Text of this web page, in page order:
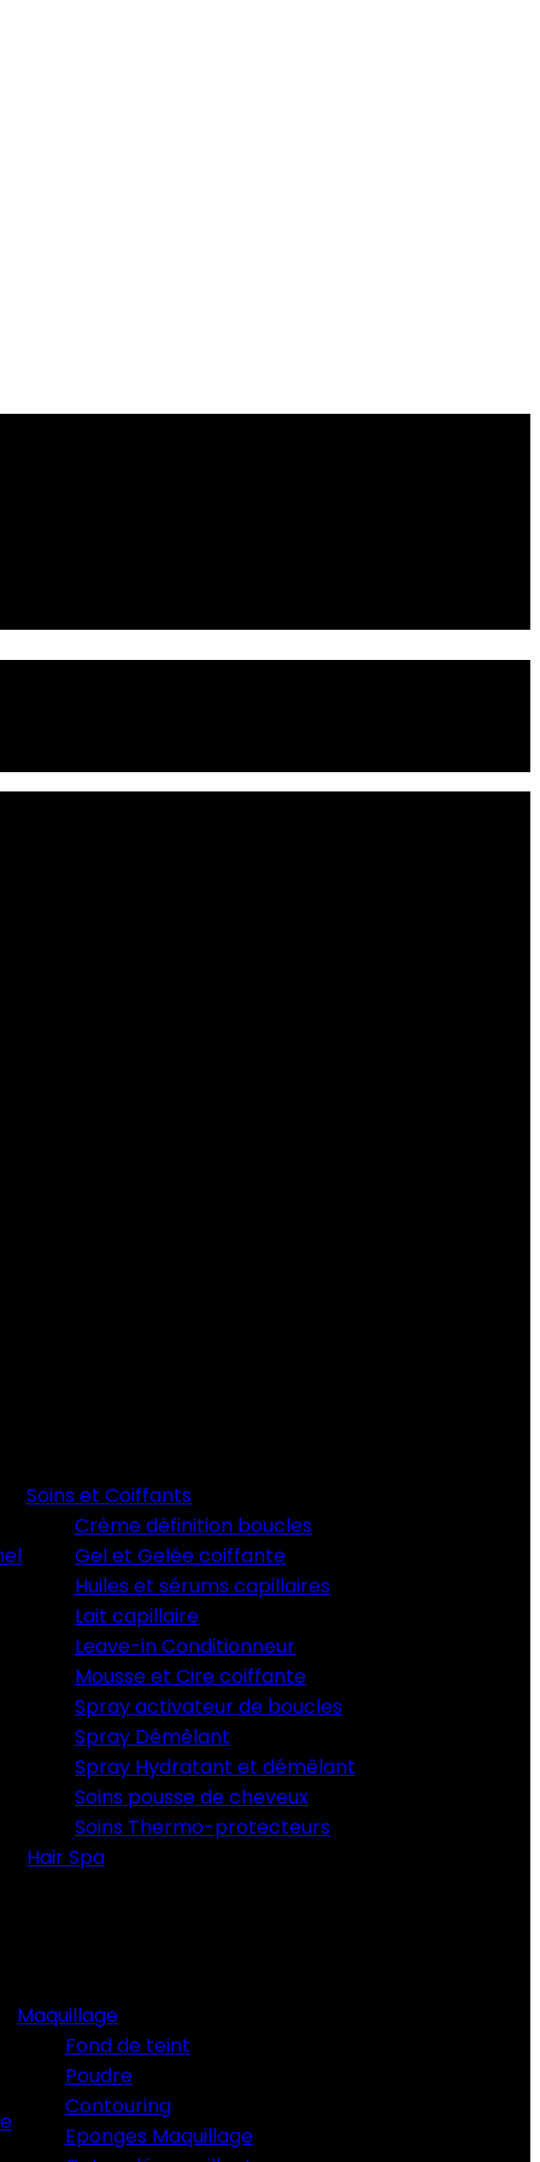
Soins et Coiffants
Crème définition boucles
Gel et Gelée coiffante
Huiles et sérums capillaires
Lait capillaire
Leave-in Conditionneur
Mousse et Cire coiffante
Spray activateur de boucles
Spray Démêlant
Spray Hydratant et démêlant
Soins pousse de cheveux
Soins Thermo-protecteurs
Hair Spa
Maquillage
Fond de teint
Poudre
Contouring
Eponges Maquillage